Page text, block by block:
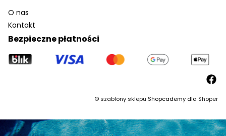
O nas
Kontakt
Bezpieczne płatności
©szablony sklepu Shopcademy dla Shoper